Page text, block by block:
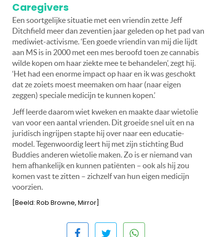
Caregivers
Een soortgelijke situatie met een vriendin zette Jeff
Ditchfield meer dan zeventien jaar geleden op het pad van
mediwiet-activisme. ‘Een goede vriendin van mij die lijdt
aan MS is in 2000 met een mes beroofd toen ze cannabis
wilde kopen om haar ziekte mee te behandelen’, zegt hij.
‘Het had een enorme impact op haar en ik was geschokt
dat ze zoiets moest meemaken om haar (naar eigen
zeggen) speciale medicijn te kunnen kopen.’
Jeff leerde daarom wiet kweken en maakte daar wietolie
van voor een aantal vrienden. Dit groeide snel uit en na
juridisch ingrijpen stapte hij over naar een educatie-
model. Tegenwoordig leert hij met zijn stichting Bud
Buddies anderen wietolie maken. Zo is er niemand van
hem afhankelijk en kunnen patiënten – ook als hij zou
komen vast te zitten – zichzelf van hun eigen medicijn
voorzien.
[Beeld: Rob Browne, Mirror]